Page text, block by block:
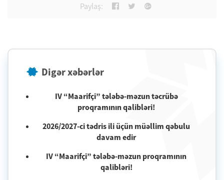
Paylaş:
Digər xəbərlər
IV “Maarifçi” tələbə-məzun təcrübə
proqramının qalibləri!
2026/2027-ci tədris ili üçün müəllim qəbulu
davam edir
IV “Maarifçi” tələbə-məzun proqramının
qalibləri!